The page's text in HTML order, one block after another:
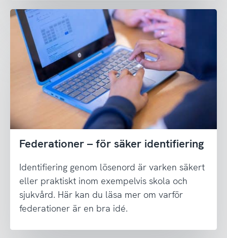
Federationer – för säker identifiering
Identifiering genom lösenord är varken säkert
eller praktiskt inom exempelvis skola och
sjukvård. Här kan du läsa mer om varför
federationer är en bra idé.